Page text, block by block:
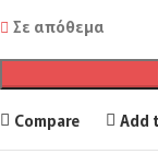
Σε απόθεμα
Compare Add